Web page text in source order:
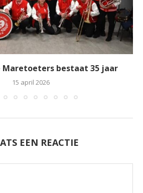
Maretoeters bestaat 35 jaar
15 april 2026
EEN REACTIE